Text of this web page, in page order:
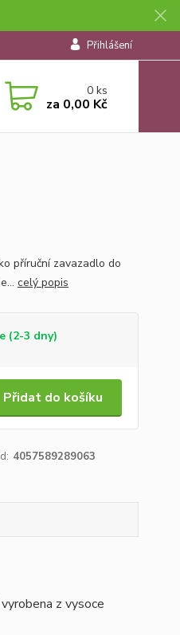
Přihlášení
0ks
za 0,00 Kč
příruční zavazadlo do
celý popis
(2-3 dny)
Přidat do košíku
4057589289063
z vysoce